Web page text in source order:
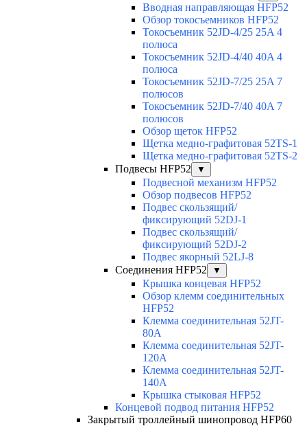
Вводная направляющая HFP52
Обзор токосъемников HFP52
Токосъемник 52JD-4/25 25A 4
полюса
Токосъемник 52JD-4/40 40A 4
полюса
Токосъемник 52JD-7/25 25A 7
полюсов
Токосъемник 52JD-7/40 40A 7
полюсов
Обзор щеток HFP52
Щетка медно-графитовая 52TS-1
Щетка медно-графитовая 52TS-2
Подвесы HFP52
▼
Подвесной механизм HFP52
Обзор подвесов HFP52
Подвес скользящий/
фиксирующий 52DJ-1
Подвес скользящий/
фиксирующий 52DJ-2
Подвес якорный 52LJ-8
Соединения HFP52
▼
Крышка концевая HFP52
Обзор клемм соединительных
HFP52
Клемма соединительная 52JT-
80A
Клемма соединительная 52JT-
120A
Клемма соединительная 52JT-
140A
Крышка стыковая HFP52
Концевой подвод питания HFP52
Закрытый троллейный шинопровод HFP60